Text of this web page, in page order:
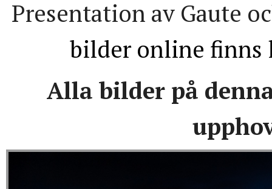
Presentation av Gaute
bilder online finns
Alla bilder på